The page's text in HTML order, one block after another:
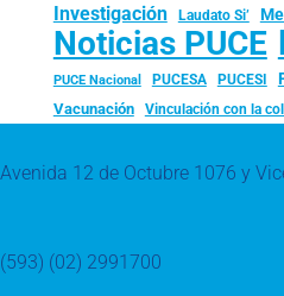
Investigación Laudato Si’
Noticias PUCE
PUCE Nacional PUCESA PUCESI
Vacunación
Vinculación con la
Avenida 12 de Octubre 1076 y
(593) (02) 2991700